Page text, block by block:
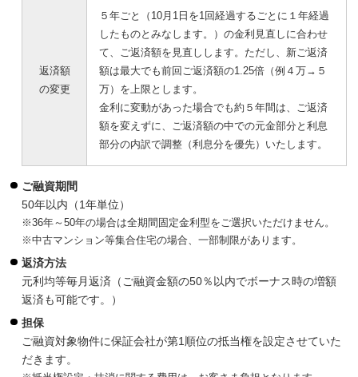
返済額
の変更
５年ごと（10月1日を1回経過するごとに１年経過
したものとみなします。）の金利見直しに合わせ
て、ご返済額を見直しします。ただし、新ご返済
額は最大でも前回ご返済額の1.25倍（例４万→５
万）を上限とします。
金利に変動があった場合でも約５年間は、ご返済
額を変えずに、ご返済額の中での元金部分と利息
部分の内訳で調整（利息分を優先）いたします。
ご融資期間
50年以内（1年単位）
※36年～50年の場合は全期間固定金利型をご選択いただけません。
※中古マンション等集合住宅の場合、一部制限があります。
返済方法
元利均等毎月返済（ご融資金額の50％以内でボーナス時の増額
返済も可能です。）
担保
ご融資対象物件に保証会社が第1順位の抵当権を設定させていた
だきます。